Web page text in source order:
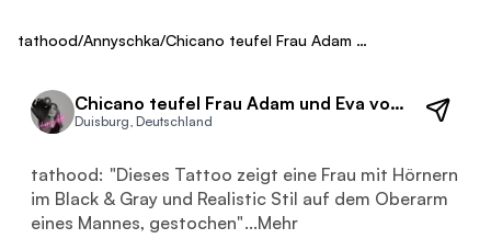
tathood/Annyschka/ Chicano teufel Frau Adam und Eva
Chicano teufel Frau Adam und Eva von Annyschka
Duisburg, Deutschland
Dieses Tattoo zeigt eine Frau mit Hörnern im Black &
tathood: "Dieses Tattoo zeigt eine Frau mit Hörnern
im Black & Gray und Realistic Stil auf dem Oberarm
eines Mannes, gestochen"...Mehr